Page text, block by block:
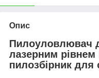
Опис
Пилоуловлювач
лазерним рівнем
пилозбірник для